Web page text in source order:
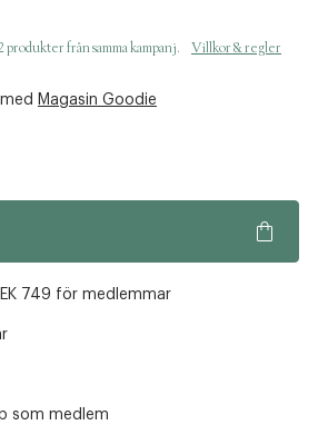
produkter från samma kampanj. Villkor & regler
med Magasin Goodie
749 för medlemmar
som medlem